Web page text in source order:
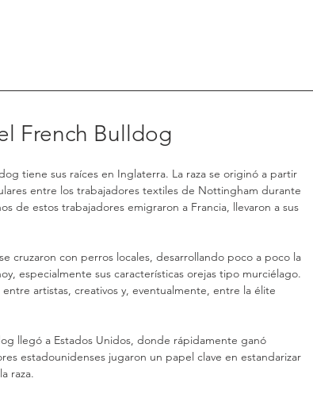
French Bulldog
tiene sus raíces en Inglaterra. La raza se originó a partir
entre los trabajadores textiles de Nottingham durante
de estos trabajadores emigraron a Francia, llevaron a sus
cruzaron con perros locales, desarrollando poco a poco la
especialmente sus características orejas tipo murciélago.
artistas, creativos y, eventualmente, entre la élite
llegó a Estados Unidos, donde rápidamente ganó
estadounidenses jugaron un papel clave en estandarizar
raza.